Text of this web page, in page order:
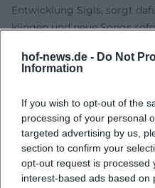
hof-news.de - Do Not
Information
If you wish to opt-out of the
processing of your personal
targeted advertising by us,
section to confirm your
opt-out request is processed
interest-based ads based on
Entwicklung Sigls, sorgt
klingen und neue Songs
Stil und Einflüsse:
Musikalisch verwurzelt im
Piano-Figuren und
deutschsprachige Spielart.
klare Formteile (Strophe,
Riffs und Hooklines; die
Response, Breaks und